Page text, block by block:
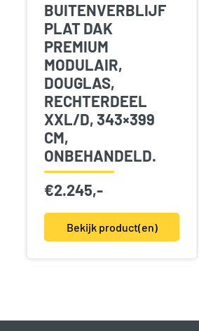
BUITENVERBLIJF
PLAT DAK
PREMIUM
MODULAIR,
DOUGLAS,
RECHTERDEEL
XXL/D, 343×399
CM,
ONBEHANDELD.
€2.245,-
Bekijk product(en)